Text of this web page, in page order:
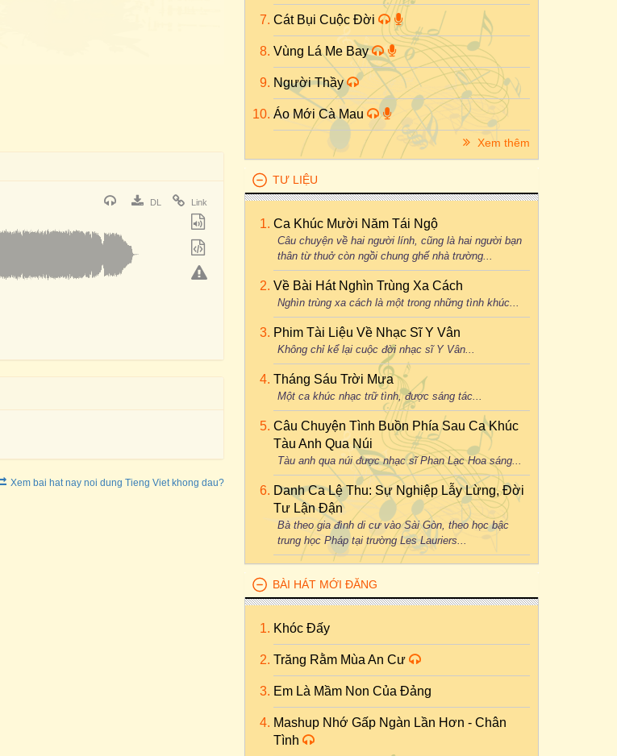
DL Link
Xem bai hat nay noi dung Tieng Viet khong dau?
Cát Bụi Cuộc Đời
Vùng Lá Me Bay
Người Thầy
Áo Mới Cà Mau
Xem thêm
TƯ LIỆU
Ca Khúc Mười Năm Tái Ngộ
Câu chuyện về hai người lính, cũng là hai người bạn
thân từ thuở còn ngồi chung ghế nhà trường...
Về Bài Hát Nghìn Trùng Xa Cách
Nghìn trùng xa cách là một trong những tình khúc...
Phim Tài Liệu Về Nhạc Sĩ Y Vân
Không chỉ kể lại cuộc đời nhạc sĩ Y Vân...
Tháng Sáu Trời Mưa
Một ca khúc nhạc trữ tình, được sáng tác...
Câu Chuyện Tình Buồn Phía Sau Ca Khúc
Tàu Anh Qua Núi
Tàu anh qua núi được nhạc sĩ Phan Lạc Hoa sáng...
Danh Ca Lệ Thu: Sự Nghiệp Lẫy Lừng, Đời
Tư Lận Đận
Bà theo gia đình di cư vào Sài Gòn, theo học bậc
trung học Pháp tại trường Les Lauriers...
BÀI HÁT MỚI ĐĂNG
Khóc Đấy
Trăng Rằm Mùa An Cư
Em Là Mầm Non Của Đảng
Mashup Nhớ Gấp Ngàn Lần Hơn - Chân
Tình